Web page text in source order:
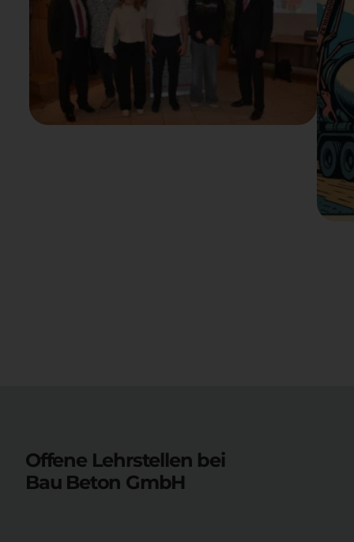
Offene Lehrstellen bei
Bau Beton GmbH